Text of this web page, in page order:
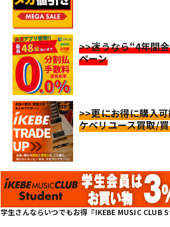
>>迷うなら“4年間
ペーン
>>更にお得に購入
ケベリユース買取/
学生さんならいつでもお得『IKEBE MUSIC CLUB